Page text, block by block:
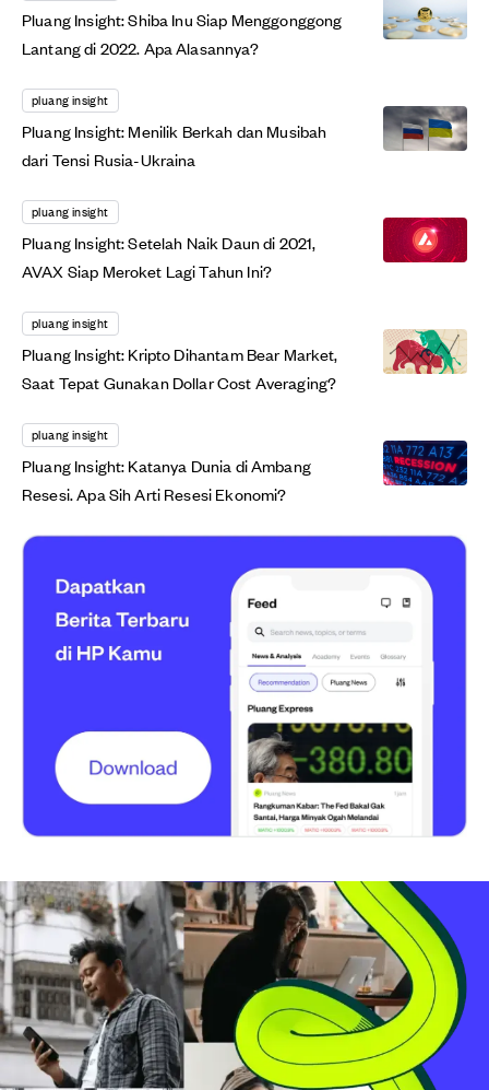
Pluang Insight: Shiba Inu Siap Menggonggong
Lantang di 2022. Apa Alasannya?
pluang insight
Pluang Insight: Menilik Berkah dan Musibah
dari Tensi Rusia-Ukraina
pluang insight
Pluang Insight: Setelah Naik Daun di 2021,
AVAX Siap Meroket Lagi Tahun Ini?
pluang insight
Pluang Insight: Kripto Dihantam Bear Market,
Saat Tepat Gunakan Dollar Cost Averaging?
pluang insight
Pluang Insight: Katanya Dunia di Ambang
Resesi. Apa Sih Arti Resesi Ekonomi?